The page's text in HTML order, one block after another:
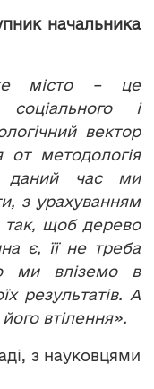
начальника
місто – це
соціального і
вектор
методологія
даний час ми
з урахуванням
так, щоб дерево
є, її не треба
ми вліземо в
результатів. А
втілення».
з науковцями